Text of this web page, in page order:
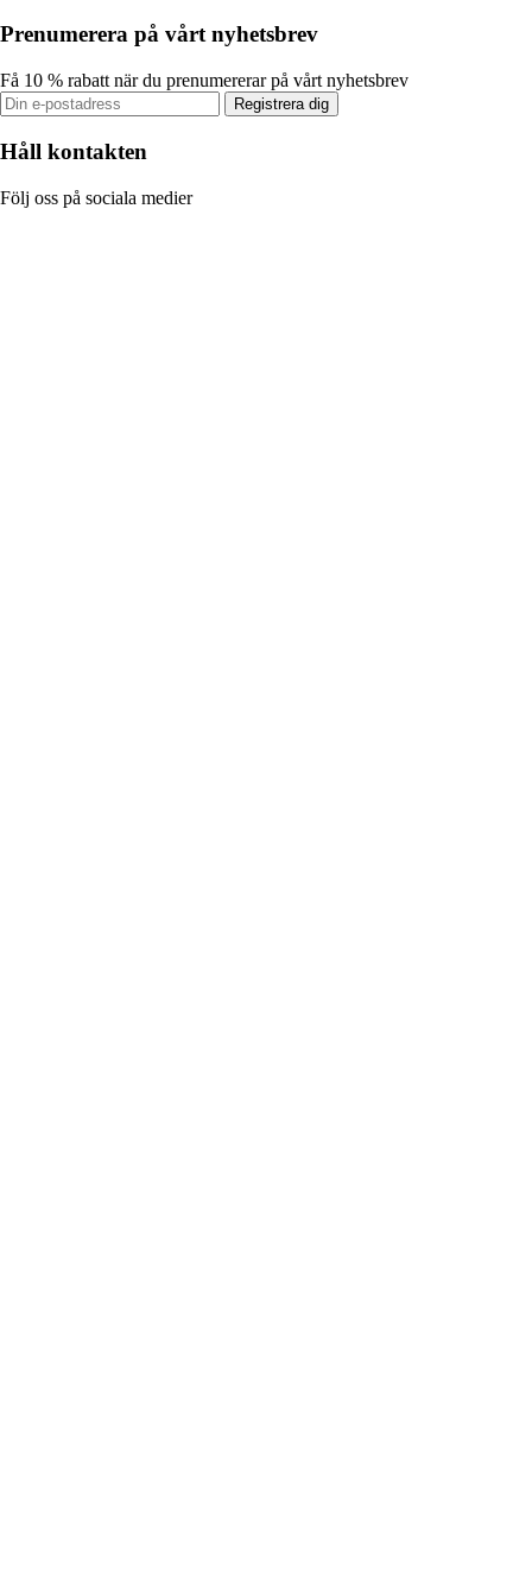
Prenumerera på vårt nyhetsbrev
Få 10 % rabatt när du prenumererar på vårt nyhetsbrev
Registrera dig
Håll kontakten
Följ oss på sociala medier